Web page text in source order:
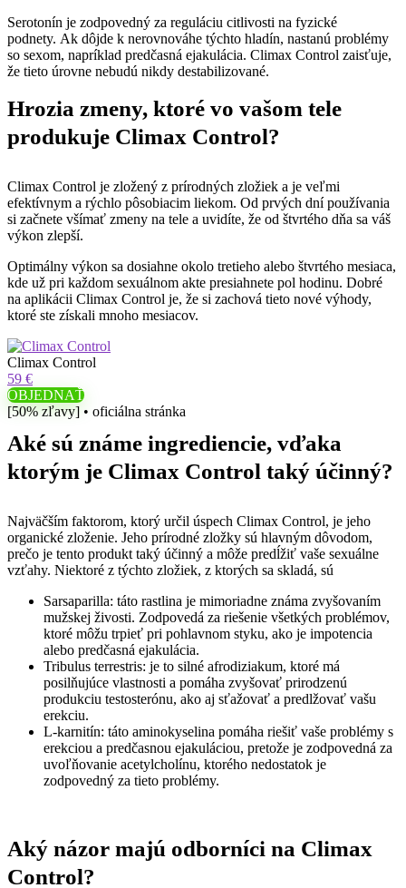
Serotonín je zodpovedný za reguláciu citlivosti na fyzické
podnety. Ak dôjde k nerovnováhe týchto hladín, nastanú problémy
so sexom, napríklad predčasná ejakulácia. Climax Control zaisťuje,
že tieto úrovne nebudú nikdy destabilizované.
Hrozia zmeny, ktoré vo vašom tele
produkuje Climax Control?
Climax Control je zložený z prírodných zložiek a je veľmi
efektívnym a rýchlo pôsobiacim liekom. Od prvých dní používania
si začnete všímať zmeny na tele a uvidíte, že od štvrtého dňa sa váš
výkon zlepší.
Optimálny výkon sa dosiahne okolo tretieho alebo štvrtého mesiaca,
kde už pri každom sexuálnom akte presiahnete pol hodinu. Dobré
na aplikácii Climax Control je, že si zachová tieto nové výhody,
ktoré ste získali mnoho mesiacov.
Climax Control
59 €
OBJEDNAŤ
[50% zľavy] • oficiálna stránka
Aké sú známe ingrediencie, vďaka
ktorým je Climax Control taký účinný?
Najväčším faktorom, ktorý určil úspech Climax Control, je jeho
organické zloženie. Jeho prírodné zložky sú hlavným dôvodom,
prečo je tento produkt taký účinný a môže predĺžiť vaše sexuálne
vzťahy. Niektoré z týchto zložiek, z ktorých sa skladá, sú
Sarsaparilla: táto rastlina je mimoriadne známa zvyšovaním
mužskej živosti. Zodpovedá za riešenie všetkých problémov,
ktoré môžu trpieť pri pohlavnom styku, ako je impotencia
alebo predčasná ejakulácia.
Tribulus terrestris: je to silné afrodiziakum, ktoré má
posilňujúce vlastnosti a pomáha zvyšovať prirodzenú
produkciu testosterónu, ako aj sťažovať a predlžovať vašu
erekciu.
L-karnitín: táto aminokyselina pomáha riešiť vaše problémy s
erekciou a predčasnou ejakuláciou, pretože je zodpovedná za
uvoľňovanie acetylcholínu, ktorého nedostatok je
zodpovedný za tieto problémy.
Aký názor majú odborníci na Climax
Control?